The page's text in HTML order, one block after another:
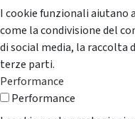
I cookie funzionali aiutano
come la condivisione del
di social media, la raccolta
terze parti.
Performance
Performance